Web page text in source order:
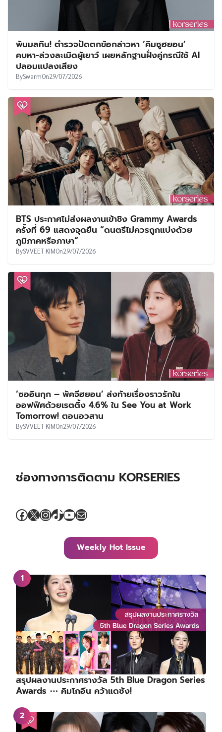
พ้นมลทิน! ตำรวจปัดตกข้อกล่าวหา ‘คิมซูฮยอน’
คบหา-ล่วงละเมิดผู้เยาว์ เผยหลักฐานฝั่งคู่กรณีใช้ AI
ปลอมแปลงเสียง
BySwarmOn29/07/2026
BTS ประกาศไม่ส่งผลงานเข้าชิง Grammy Awards
ครั้งที่ 69 แสดงจุดยืน “ดนตรีไม่ควรถูกแบ่งด้วย
ภูมิภาคหรือภาษา”
BySVVEET KIMOn29/07/2026
‘ซออินกุก – พัคจีฮยอน’ ส่งท้ายเรื่องราวรักใน
ออฟฟิศด้วยเรตติ้ง 4.6% ใน See You at Work
Tomorrow! ตอนอวสาน
BySVVEET KIMOn29/07/2026
ช่องทางการติดตาม KORSERIES
Facebook
X Instagram
TikTok
YouTube
Mail
Weekly Hot Issue
สรุปผลงานประกาศรางวัล 5th Blue Dragon Series
Awards ⋯ คิมโกอึน คว้าแดซัง!